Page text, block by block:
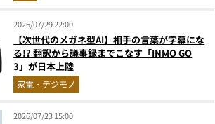
2026/07/29 22:00
【次世代のメガネ型AI】相手の言葉が字幕にな
る!? 翻訳から議事録までこなす「INMO GO
3」が日本上陸
家電・デジモノ
2026/07/23 15:00